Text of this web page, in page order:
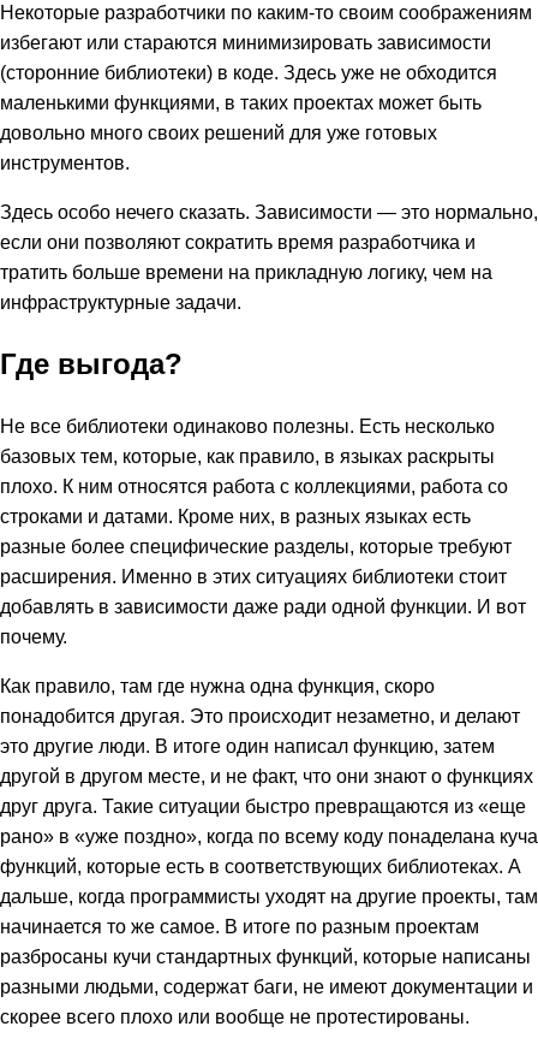
Некоторые разработчики по каким-то своим соображениям
избегают или стараются минимизировать зависимости
(сторонние библиотеки) в коде. Здесь уже не обходится
маленькими функциями, в таких проектах может быть
довольно много своих решений для уже готовых
инструментов.
Здесь особо нечего сказать. Зависимости — это нормально,
если они позволяют сократить время разработчика и
тратить больше времени на прикладную логику, чем на
инфраструктурные задачи.
Где выгода?
Не все библиотеки одинаково полезны. Есть несколько
базовых тем, которые, как правило, в языках раскрыты
плохо. К ним относятся работа с коллекциями, работа со
строками и датами. Кроме них, в разных языках есть
разные более специфические разделы, которые требуют
расширения. Именно в этих ситуациях библиотеки стоит
добавлять в зависимости даже ради одной функции. И вот
почему.
Как правило, там где нужна одна функция, скоро
понадобится другая. Это происходит незаметно, и делают
это другие люди. В итоге один написал функцию, затем
другой в другом месте, и не факт, что они знают о функциях
друг друга. Такие ситуации быстро превращаются из «еще
рано» в «уже поздно», когда по всему коду понаделана куча
функций, которые есть в соответствующих библиотеках. А
дальше, когда программисты уходят на другие проекты, там
начинается то же самое. В итоге по разным проектам
разбросаны кучи стандартных функций, которые написаны
разными людьми, содержат баги, не имеют документации и
скорее всего плохо или вообще не протестированы.